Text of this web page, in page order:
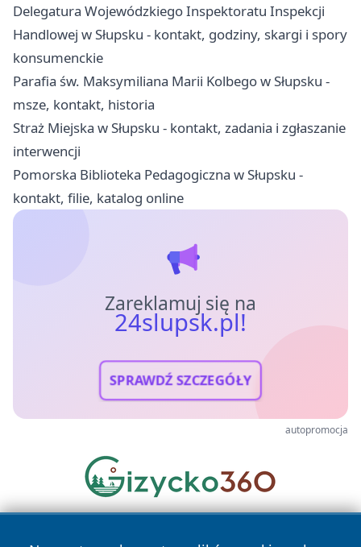
Delegatura Wojewódzkiego Inspektoratu Inspekcji
Handlowej w Słupsku - kontakt, godziny, skargi i spory
konsumenckie
Parafia św. Maksymiliana Marii Kolbego w Słupsku -
msze, kontakt, historia
Straż Miejska w Słupsku - kontakt, zadania i zgłaszanie
interwencji
Pomorska Biblioteka Pedagogiczna w Słupsku -
kontakt, filie, katalog online
Zareklamuj się na
24slupsk.pl!
SPRAWDŹ SZCZEGÓŁY
autopromocja